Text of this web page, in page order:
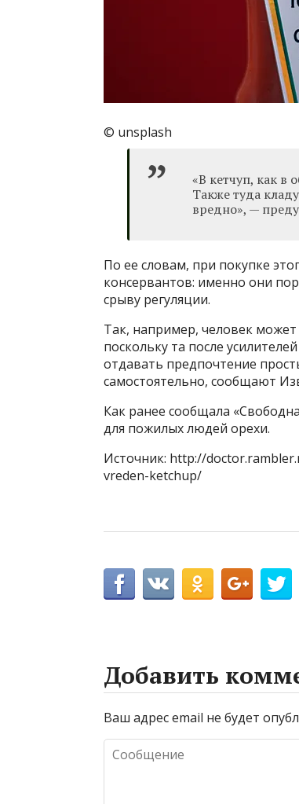
© unsplash
«В кетчуп, как в
Также туда
вредно», —
По ее словам, при покупке
консервантов: именно они
срыву регуляции.
Так, например, человек
поскольку та после
отдавать предпочтение
самостоятельно, сообщают
Как ранее сообщала
для пожилых людей орехи.
Источник: http://
vreden-ketchup/
Добавить
Ваш адрес email не будет